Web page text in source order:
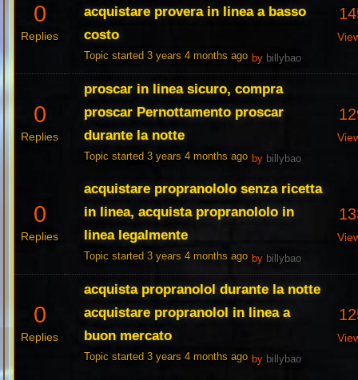
0
Replies
acquistare provera in linea a basso
costo
Topic started 3 years 4 months ago by billybao
0
Replies
proscar in linea sicuro, compra
proscar Pernottamento proscar
durante la notte
Topic started 3 years 4 months ago by billybao
0
Replies
acquistare propranololo senza ricetta
in linea, acquista propranololo in
linea legalmente
Topic started 3 years 4 months ago by billybao
0
Replies
acquista propranolol durante la notte
acquistare propranolol in linea a
buon mercato
Topic started 3 years 4 months ago by billybao